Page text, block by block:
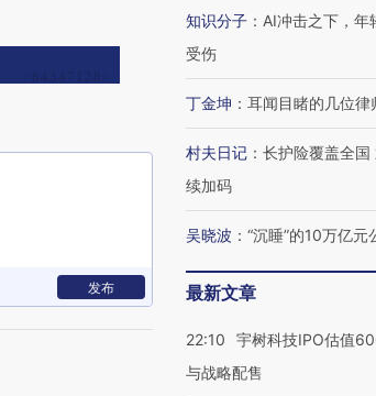
发布
知识分子 ： AI冲击之下，年
受伤
丁金坤 ： 耳闻目睹的几位律
村夫日记 ： 长护险覆盖全国
续加码
吴晓波 ： “沉睡”的10万亿元
最新文章
22:10
宇树科技IPO估值
与战略配售